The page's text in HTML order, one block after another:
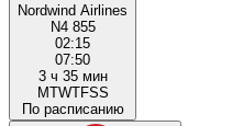
Nordwind Airlines
N4 855
02:15
07:50
3 ч 35 мин
MTWTFSS
По расписанию